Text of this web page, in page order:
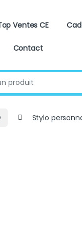
Ventes CE
Contact
Stylo